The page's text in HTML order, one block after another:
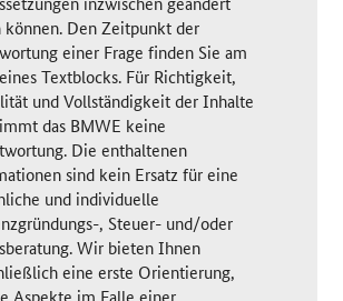
können. Den Zeitpunkt der
einer Frage finden Sie am
Textblocks. Für Richtigkeit,
und Vollständigkeit der Inhalte
das BMWE keine
Die enthaltenen
sind kein Ersatz für eine
und individuelle
, Steuer- und/oder
Wir bieten Ihnen
eine erste Orientierung,
Aspekte im Falle einer